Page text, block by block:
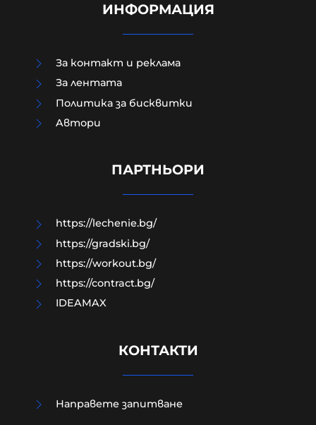
прости стъпки?
ИНФОРМАЦИЯ
За контакт и реклама
За лентата
Политика за бисквитки
Aвтори
ПАРТНЬОРИ
https://lechenie.bg/
https://gradski.bg/
https://workout.bg/
https://contract.bg/
IDEAMAX
КОНТАКТИ
Направете запитване